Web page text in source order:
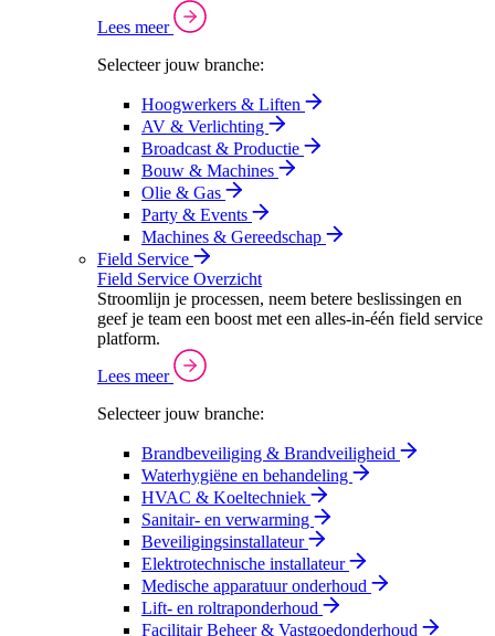
Lees meer
Selecteer jouw branche:
Hoogwerkers & Liften
AV & Verlichting
Broadcast & Productie
Bouw & Machines
Olie & Gas
Party & Events
Machines & Gereedschap
Field Service
Field Service Overzicht
Stroomlijn je processen, neem betere beslissingen en
geef je team een boost met een alles-in-één field service
platform.
Lees meer
Selecteer jouw branche:
Brandbeveiliging & Brandveiligheid
Waterhygiëne en behandeling
HVAC & Koeltechniek
Sanitair- en verwarming
Beveiligingsinstallateur
Elektrotechnische installateur
Medische apparatuur onderhoud
Lift- en roltraponderhoud
Facilitair Beheer & Vastgoedonderhoud